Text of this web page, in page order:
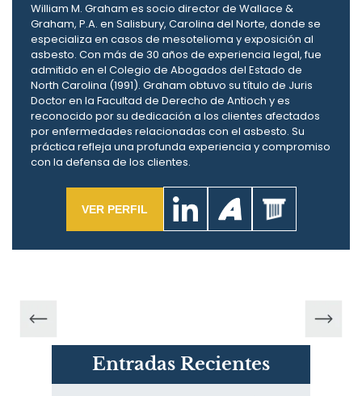
William M. Graham es socio director de Wallace &
Graham, P.A. en Salisbury, Carolina del Norte, donde se
especializa en casos de mesotelioma y exposición al
asbesto. Con más de 30 años de experiencia legal, fue
admitido en el Colegio de Abogados del Estado de
North Carolina (1991). Graham obtuvo su título de Juris
Doctor en la Facultad de Derecho de Antioch y es
reconocido por su dedicación a los clientes afectados
por enfermedades relacionadas con el asbesto. Su
práctica refleja una profunda experiencia y compromiso
con la defensa de los clientes.
VER PERFIL
Entradas Recientes